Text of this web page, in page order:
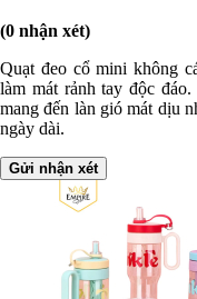
(0 nhận xét)
Quạt đeo cổ mini không
làm mát rảnh tay độc
mang đến làn gió mát dịu
ngày dài.
Gửi nhận xét